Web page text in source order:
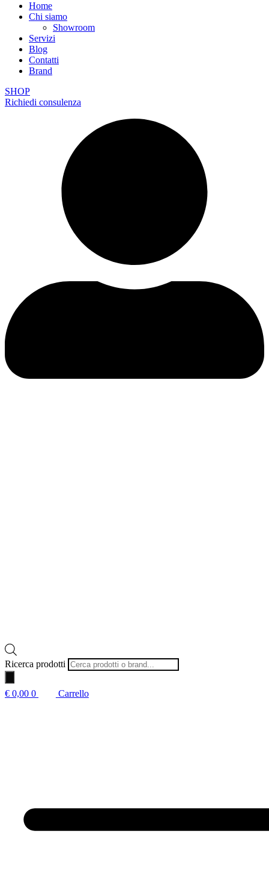
Home
Chi siamo
Showroom
Servizi
Blog
Contatti
Brand
SHOP
Richiedi consulenza
Ricerca prodotti
€ 0,00 0 Carrello